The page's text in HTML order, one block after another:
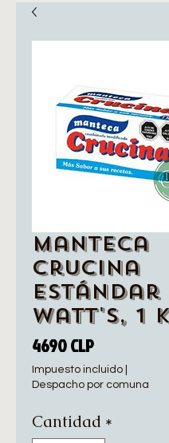
Manteca
Crucina
Estándar
Watt's, 1
4690 CLPPrecio
Impuesto incluido
Despacho por comuna
Cantidad *